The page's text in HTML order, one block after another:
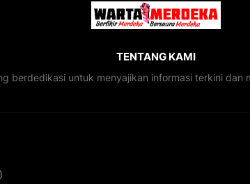
TENTANG KAMI
berdedikasi untuk menyajikan informasi terkini